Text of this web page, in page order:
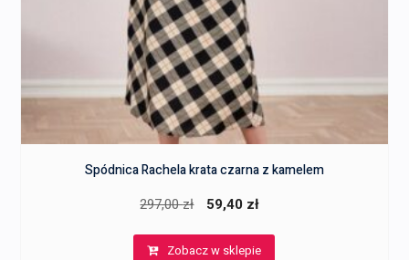
Spódnica Rachela krata czarna z kamelem
297,00zł
Pierwotna
wynosiła:
59,40 zł
Zobacz w sklepie